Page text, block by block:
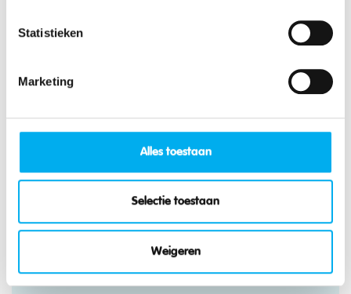
Statistieken
Marketing
Alles toestaan
Selectie toestaan
Weigeren
Gute Vorsätze
Rund um die Weihnachtszeit